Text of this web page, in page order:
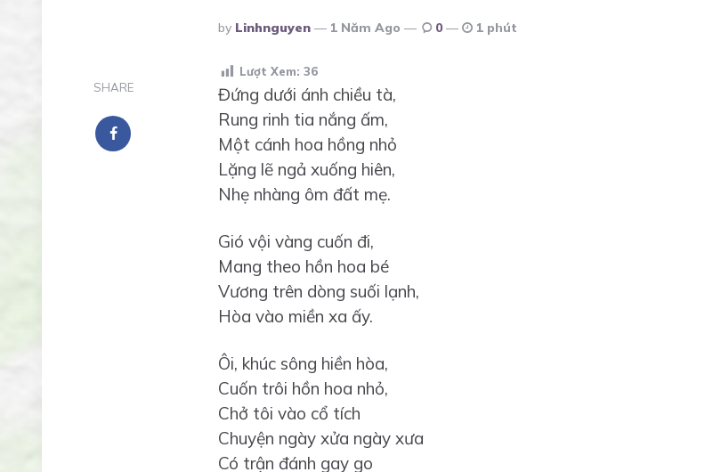
Posted
By
By Linhnguyen 1 Năm Ago 0 1 phút
SHARE
Lượt Xem: 36
Đứng dưới ánh chiều tà,
Rung rinh tia nắng ấm,
Một cánh hoa hồng nhỏ
Lặng lẽ ngả xuống hiên,
Nhẹ nhàng ôm đất mẹ.
Gió vội vàng cuốn đi,
Mang theo hồn hoa bé
Vương trên dòng suối lạnh,
Hòa vào miền xa ấy.
Ôi, khúc sông hiền hòa,
Cuốn trôi hồn hoa nhỏ,
Chở tôi vào cổ tích
Chuyện ngày xửa ngày xưa
Có trận đánh gay go